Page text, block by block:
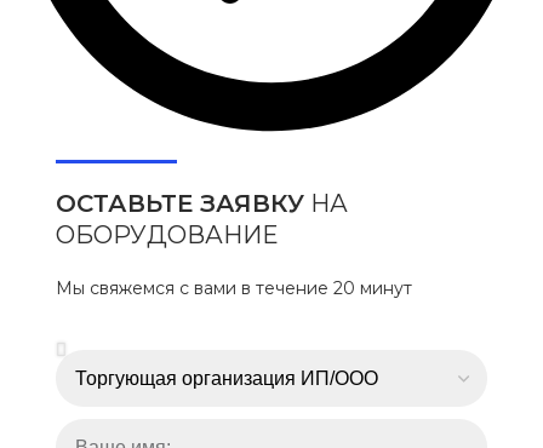
ОСТАВЬТЕ ЗАЯВКУНА
ОБОРУДОВАНИЕ
Мы свяжемся с вами в течение 20 минут